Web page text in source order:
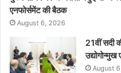
एनफोर्समेंट की बैठक
August 6, 2026
21वीं सदी
उद्योगोन्मुख
August